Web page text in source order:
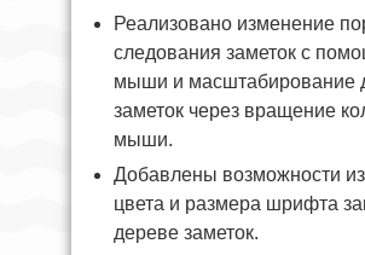
Реализовано изменение
следования заметок с
мыши и масштабирование
заметок через вращение
мыши.
Добавлены возможности
цвета и размера шрифта
дереве заметок.